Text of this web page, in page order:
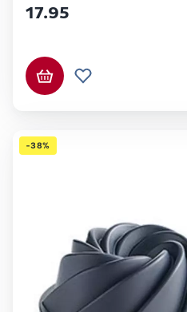
17.95
In den Warenkorb
Zur Wunschliste
-38%